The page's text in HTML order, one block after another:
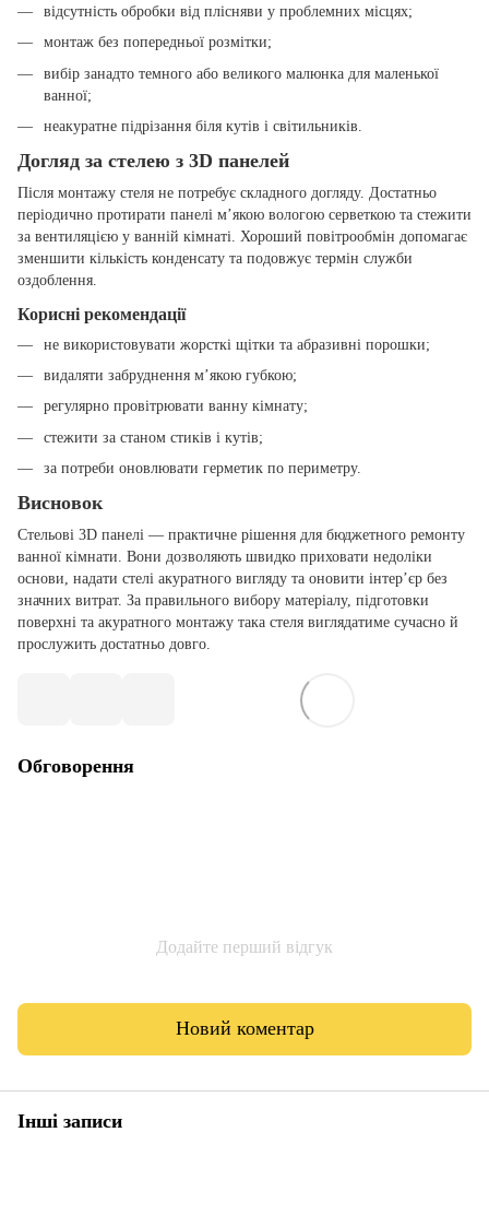
відсутність обробки від плісняви у проблемних місцях;
монтаж без попередньої розмітки;
вибір занадто темного або великого малюнка для маленької
ванної;
неакуратне підрізання біля кутів і світильників.
Догляд за стелею з 3D панелей
Після монтажу стеля не потребує складного догляду. Достатньо
періодично протирати панелі м’якою вологою серветкою та стежити
за вентиляцією у ванній кімнаті. Хороший повітрообмін допомагає
зменшити кількість конденсату та подовжує термін служби
оздоблення.
Корисні рекомендації
не використовувати жорсткі щітки та абразивні порошки;
видаляти забруднення м’якою губкою;
регулярно провітрювати ванну кімнату;
стежити за станом стиків і кутів;
за потреби оновлювати герметик по периметру.
Висновок
Стельові 3D панелі — практичне рішення для бюджетного ремонту
ванної кімнати. Вони дозволяють швидко приховати недоліки
основи, надати стелі акуратного вигляду та оновити інтер’єр без
значних витрат. За правильного вибору матеріалу, підготовки
поверхні та акуратного монтажу така стеля виглядатиме сучасно й
прослужить достатньо довго.
Обговорення
Додайте перший відгук
Новий коментар
Інші записи